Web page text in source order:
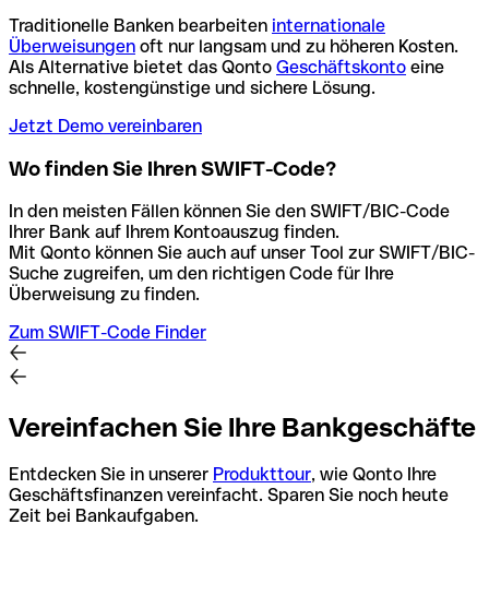
Traditionelle Banken bearbeiten internationale
Überweisungen oft nur langsam und zu höheren Kosten.
Als Alternative bietet das Qonto Geschäftskonto eine
schnelle, kostengünstige und sichere Lösung.
Jetzt Demo vereinbaren
Wo finden Sie Ihren SWIFT-Code?
In den meisten Fällen können Sie den SWIFT/BIC-Code
Ihrer Bank auf Ihrem Kontoauszug finden.
Mit Qonto können Sie auch auf unser Tool zur SWIFT/BIC-
Suche zugreifen, um den richtigen Code für Ihre
Überweisung zu finden.
Zum SWIFT-Code Finder
Vereinfachen Sie Ihre Bankgeschäfte
Entdecken Sie in unserer Produkttour, wie Qonto Ihre
Geschäftsfinanzen vereinfacht. Sparen Sie noch heute
Zeit bei Bankaufgaben.